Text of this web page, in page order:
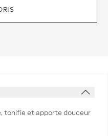
tonifie et apporte douceur